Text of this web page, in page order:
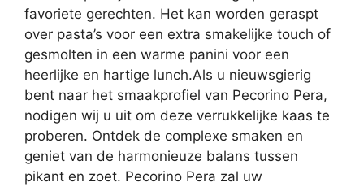
favoriete gerechten. Het kan worden geraspt
over pasta’s voor een extra smakelijke touch of
gesmolten in een warme panini voor een
heerlijke en hartige lunch.Als u nieuwsgierig
bent naar het smaakprofiel van Pecorino Pera,
nodigen wij u uit om deze verrukkelijke kaas te
proberen. Ontdek de complexe smaken en
geniet van de harmonieuze balans tussen
pikant en zoet. Pecorino Pera zal uw